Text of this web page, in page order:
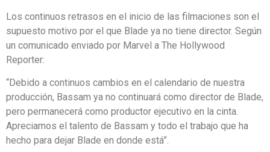
Los continuos retrasos en el inicio de las filmaciones son el
supuesto motivo por el que Blade ya no tiene director. Según
un comunicado enviado por Marvel a The Hollywood
Reporter:
“Debido a continuos cambios en el calendario de nuestra
producción, Bassam ya no continuará como director de Blade,
pero permanecerá como productor ejecutivo en la cinta.
Apreciamos el talento de Bassam y todo el trabajo que ha
hecho para dejar Blade en donde está”.